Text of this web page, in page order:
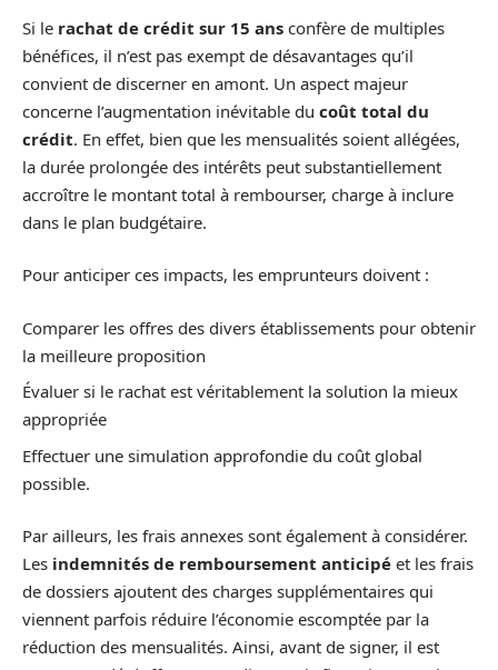
Si le rachat de crédit sur 15 ans confère de multiples
bénéfices, il n’est pas exempt de désavantages qu’il
convient de discerner en amont. Un aspect majeur
concerne l’augmentation inévitable du coût total du
crédit. En effet, bien que les mensualités soient allégées,
la durée prolongée des intérêts peut substantiellement
accroître le montant total à rembourser, charge à inclure
dans le plan budgétaire.
Pour anticiper ces impacts, les emprunteurs doivent :
Comparer les offres des divers établissements pour obtenir
la meilleure proposition
Évaluer si le rachat est véritablement la solution la mieux
appropriée
Effectuer une simulation approfondie du coût global
possible.
Par ailleurs, les frais annexes sont également à considérer.
Les indemnités de remboursement anticipé et les frais
de dossiers ajoutent des charges supplémentaires qui
viennent parfois réduire l’économie escomptée par la
réduction des mensualités. Ainsi, avant de signer, il est